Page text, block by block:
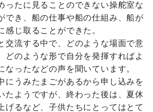
たに見ることのできない操舵室な
でき、船の仕事や船の仕組み、船が
感じ取ることができた。
流する中で、どのような場面で意
どのような形で自分を発揮すればよ
なったなどの声を聞いています。
うみたまごがあるから申し込みを
たようですが、終わった後は、夏休
げるなど、子供たちにとってはとて